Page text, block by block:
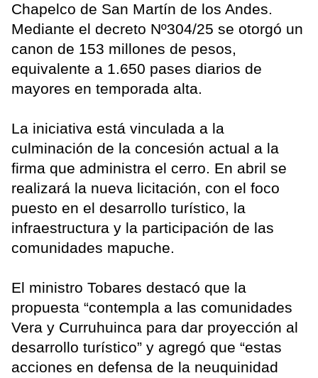
Chapelco de San Martín de los Andes.
Mediante el decreto Nº304/25 se otorgó un
canon de 153 millones de pesos,
equivalente a 1.650 pases diarios de
mayores en temporada alta.
La iniciativa está vinculada a la
culminación de la concesión actual a la
firma que administra el cerro. En abril se
realizará la nueva licitación, con el foco
puesto en el desarrollo turístico, la
infraestructura y la participación de las
comunidades mapuche.
El ministro Tobares destacó que la
propuesta “contempla a las comunidades
Vera y Curruhuinca para dar proyección al
desarrollo turístico” y agregó que “estas
acciones en defensa de la neuquinidad